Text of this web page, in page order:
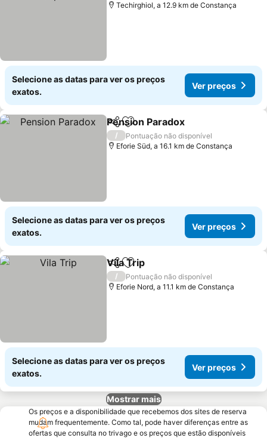
Techirghiol, a 12.9 km de Constança
Selecione as datas para ver os preços
exatos.
Ver preços
PartilharAdicionar aos favoritos
Pension Paradox
/
Pontuação não disponível
Eforie Süd, a 16.1 km de Constança
Selecione as datas para ver os preços
exatos.
Ver preços
PartilharAdicionar aos favoritos
Vila Trip
/
Pontuação não disponível
Eforie Nord, a 11.1 km de Constança
Selecione as datas para ver os preços
exatos.
Ver preços
Mostrar mais
Os preços e a disponibilidade que recebemos dos sites de reserva
mudam frequentemente. Como tal, pode haver diferenças entre as
ofertas que consulta no trivago e os preços que estão disponíveis